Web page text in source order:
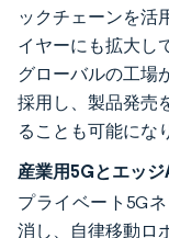
ックチェーンを活
イヤーにも拡大し
グローバルの工場
採用し、製品発売
ることも可能にな
産業用5Gとエッジ
プライベート5G
消し、自律移動ロ